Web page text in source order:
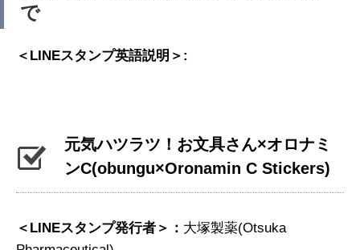
で
＜LINEスタンプ英語説明＞:
元気ハツラツ！お文具さん×オロナミ
ンC(obungu×Oronamin C Stickers)
＜LINEスタンプ発行者＞： 大塚製薬(Otsuka